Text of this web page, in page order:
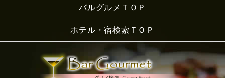
バルグルメＴＯＰ
ホテル・宿検索ＴＯＰ